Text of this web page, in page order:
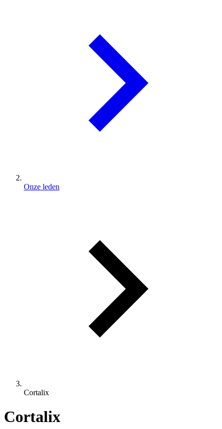
Onze leden
Cortalix
Cortalix